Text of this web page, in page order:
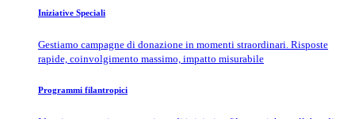
Iniziative Speciali
Gestiamo campagne di donazione in momenti straordinari. Risposte
rapide, coinvolgimento massimo, impatto misurabile
Programmi filantropici